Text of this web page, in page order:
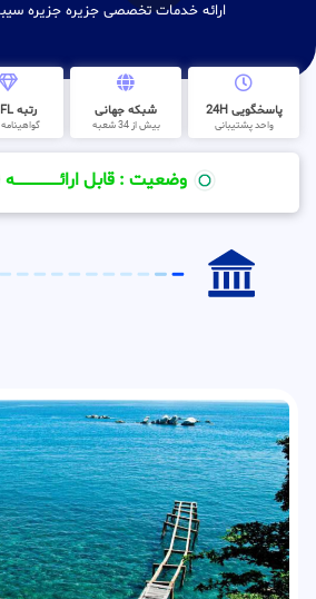
ارائه خدمات تخصصی جزیره جزیره
پاسخگویی 24H
واحد پشتیبانی
شبکه جهانی
بیش از 34 شعبه
رتبه MQFL
گواهینامه cess
وضعیت : قابل ارائــــــــــــــــــــه